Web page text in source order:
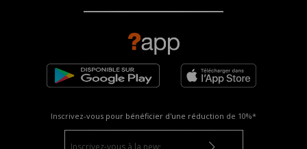
Inscrivez-vous pour bénéficier d'une réduction de 10%*